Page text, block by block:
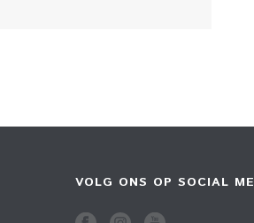
VOLG ONS OP SOCIAL